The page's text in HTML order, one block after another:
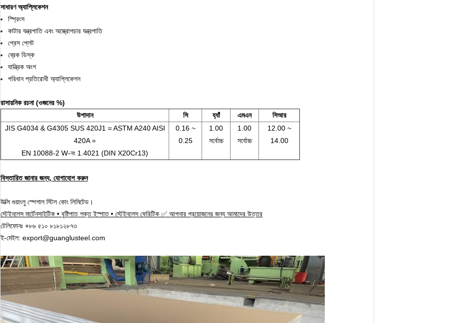
সাধারণ অ্যাপ্লিকেশন
স্প্রিংস
কাটার যন্ত্রপাতি এবং অস্ত্রোপচার যন্ত্রপাতি
প্রেস প্লেট
ব্রেক ডিস্ক
যান্ত্রিক অংশ
পরিধান প্রতিরোধী অ্যাপ্লিকেশন
রাসায়নিক রচনা (ওজনের %)
উপাদান
সি হ্যাঁ এমএন
সিআর
JIS G4034 & G4305 SUS 420J1 = ASTM A240 AISI
420A =
EN 10088-2 W-নং 1.4021 (DIN X20Cr13)
0.16 ~
0.25
1.00
সর্বোচ্চ
1.00
সর্বোচ্চ
12.00 ~
14.00
বিস্তারিত জানার জন্য, যোগাযোগ করুন
উক্সি গুয়াংলু স্পেশাল স্টিল কোং লিমিটেড।
স্টেইনলেস মার্টেনসাইটিক • বৃষ্টিপাত শক্ত ইস্পাত • স্টেইনলেস ফেরিটিক ✅ আপনার প্রয়োজনের জন্য আমাদের উত্তর
টেলিফোনঃ +৮৬ ৫১০ ৮১৮১২৮৭৩
ই-মেইল: export@guanglusteel.com